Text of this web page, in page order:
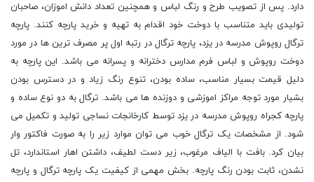
دارد. پس از تصویب طرح و رنگ لباس و همچنین تعداد دانش اموزان، صاحبان
تولیدی باید متناسب با دوخت خود اقدام به تهیه و خرید پارچه کنند. پارچه
ترگال روپوش مدرسه در یزد، پارچه ترگال در رتبه اول پر مصرف ترین ها در مورد
دوخت روپوش و لباس فرم مدارس دخترانه و پسرانه می باشد. این پارچه به
دلیل قیمت بسیار مناسب، ساده بودن، تنوع رنگ زیاد و در دسترس بودن
بشیار مورد توجه مراکز اموزشی و دوزنده ها می باشد. ترگال به دو نوع ساده و
پارچه کجراه روپوش مدرسه در یزد توسط کارخانجات نساجی تولید و تکمیل می
شود. از مشخصات یک ترگال خوب می توان موارد زیر را به صورت فاکتور وار
بیان کرد. بافت با الیاف مرغوب، زیر دست لطیف، داشتن اهار استاندارد، تل
نشدن، ثابت بودن رنگ پارچه. بخش مهمی از کیفیت یک پارچه ترگال و پارچه